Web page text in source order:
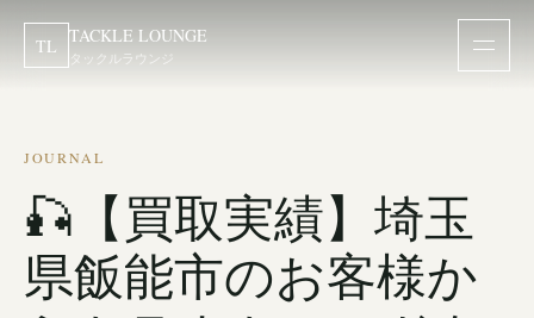
TL TACKLE LOUNGE
タックルラウンジ
JOURNAL
🎣【買取実績】埼玉
県飯能市のお客様か